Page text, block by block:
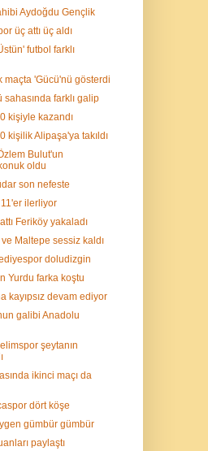
Aydoğdu Gençlik
üç attı üç aldı
futbol farklı
maçta 'Gücü'nü gösterdi
sahasında farklı galip
kişiyle kazandı
kişilik Alipaşa'ya takıldı
Bulut'un
oldu
son nefeste
ilerliyor
Feriköy yakaladı
Maltepe sessiz kaldı
doludizgin
Yurdu farka koştu
kayıpsız devam ediyor
galibi Anadolu
şeytanın
ikinci maçı da
dört köşe
gümbür gümbür
paylaştı